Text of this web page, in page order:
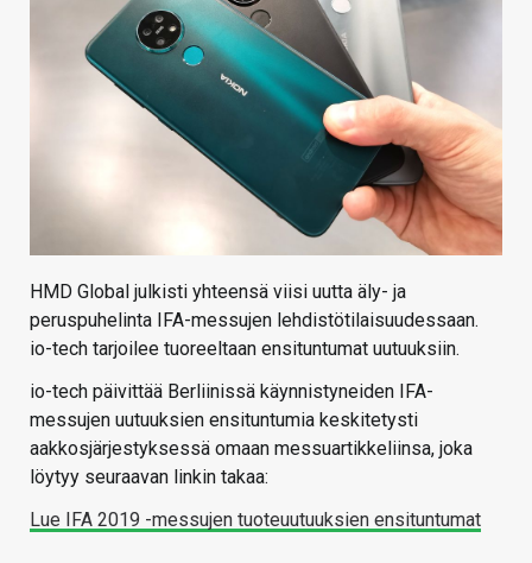
HMD Global julkisti yhteensä viisi uutta äly- ja
peruspuhelinta IFA-messujen lehdistötilaisuudessaan.
io-tech tarjoilee tuoreeltaan ensituntumat uutuuksiin.
io-tech päivittää Berliinissä käynnistyneiden IFA-
messujen uutuuksien ensituntumia keskitetysti
aakkosjärjestyksessä omaan messuartikkeliinsa, joka
löytyy seuraavan linkin takaa:
Lue IFA 2019 -messujen tuoteuutuuksien ensituntumat